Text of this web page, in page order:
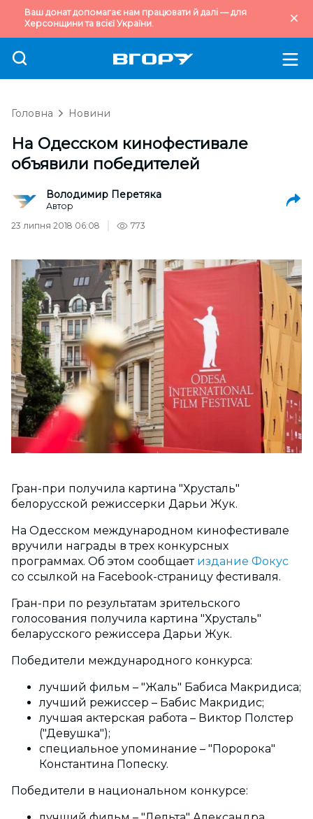
Ваш донат допомагає нам працювати й далі — для
Херсонщини та всієї України.
Головна Новини
На Одесском кинофестивале
объявили победителей
Володимир Перетяка
Автор
23 липня 2018 06:08
773
Гран-при получила картина "Хрусталь"
белорусской режиссерки Дарьи Жук.
На Одесском международном кинофестивале
вручили награды в трех конкурсных
программах. Об этом сообщает издание Фокус
со ссылкой на Facebook-страницу фестиваля.
Гран-при по результатам зрительского
голосования получила картина "Хрусталь"
беларусского режиссера Дарьи Жук.
Победители международного конкурса:
лучший фильм – "Жаль" Бабиса Макридиса;
лучший режиссер – Бабис Макридис;
лучшая актерская работа – Виктор Полстер
("Девушка");
специальное упоминание – "Поророка"
Константина Попеску.
Победители в национальном конкурсе: